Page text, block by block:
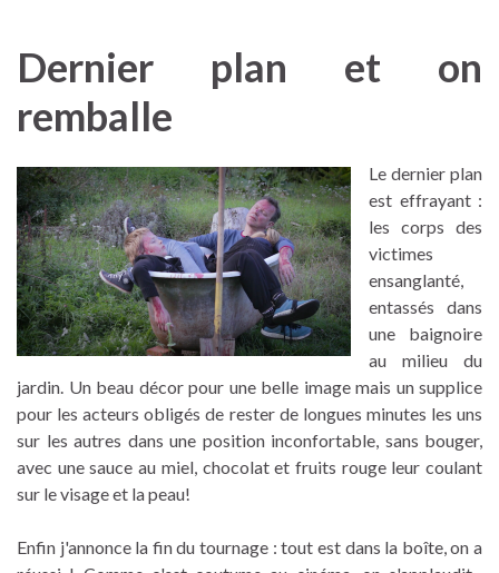
Dernier plan et on
remballe
Le dernier plan
est effrayant :
les corps des
victimes
ensanglanté,
entassés dans
une baignoire
au milieu du
jardin. Un beau décor pour une belle image mais un supplice
pour les acteurs obligés de rester de longues minutes les uns
sur les autres dans une position inconfortable, sans bouger,
avec une sauce au miel, chocolat et fruits rouge leur coulant
sur le visage et la peau!
Enfin j'annonce la fin du tournage : tout est dans la boîte, on a